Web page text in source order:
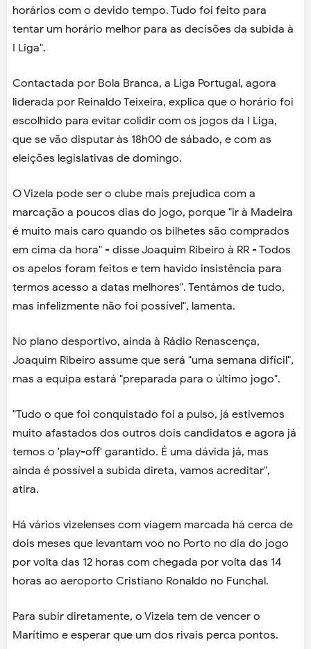
horários com o devido tempo. Tudo foi feito para
tentar um horário melhor para as decisões da subida à
I Liga".
Contactada por Bola Branca, a Liga Portugal, agora
liderada por Reinaldo Teixeira, explica que o horário foi
escolhido para evitar colidir com os jogos da I Liga,
que se vão disputar às 18h00 de sábado, e com as
eleições legislativas de domingo.
O Vizela pode ser o clube mais prejudica com a
marcação a poucos dias do jogo, porque "ir à Madeira
é muito mais caro quando os bilhetes são comprados
em cima da hora" - disse Joaquim Ribeiro à RR - Todos
os apelos foram feitos e tem havido insistência para
termos acesso a datas melhores". Tentámos de tudo,
mas infelizmente não foi possível", lamenta.
No plano desportivo, ainda à Rádio Renascença,
Joaquim Ribeiro assume que será "uma semana difícil",
mas a equipa estará "preparada para o último jogo".
"Tudo o que foi conquistado foi a pulso, já estivemos
muito afastados dos outros dois candidatos e agora já
temos o 'play-off' garantido. É uma dávida já, mas
ainda é possível a subida direta, vamos acreditar",
atira.
Há vários vizelenses com viagem marcada há cerca de
dois meses que levantam voo no Porto no dia do jogo
por volta das 12 horas com chegada por volta das 14
horas ao aeroporto Cristiano Ronaldo no Funchal.
Para subir diretamente, o Vizela tem de vencer o
Marítimo e esperar que um dos rivais perca pontos.